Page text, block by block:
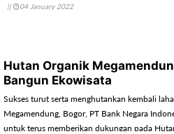
satu cabang olahraga favorit di nusantara ini.
|| 04 January 2022
Hutan Organik
Bangun Ekowisata
Sukses turut serta menghutankan kembali
Megamendung, Bogor, PT Bank Negara
untuk terus memberikan dukungan pada